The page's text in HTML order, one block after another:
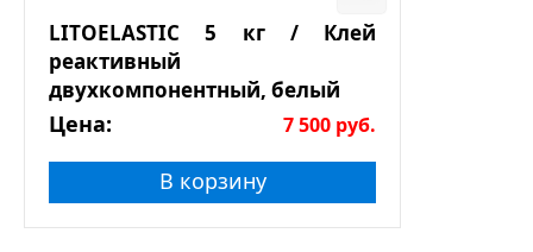
LITOELASTIC 5 кг / Клей
реактивный
двухкомпонентный, белый
Цена: 7 500 руб.
В корзину